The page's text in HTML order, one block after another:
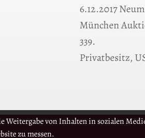
Weitergabe von Inhalten in sozialen
zu messen.
6.12.2017
München
339.
Privatbesitz,